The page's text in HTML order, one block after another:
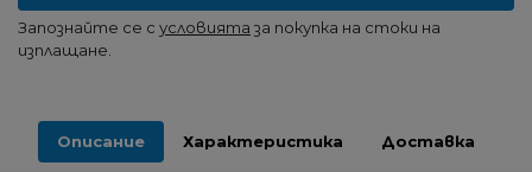
Запознайте се с условията за покупка на стоки на
изплащане.
Описание Характеристика Доставка